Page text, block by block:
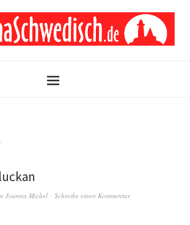
Joanna Michel Schreibe einen Kommentar